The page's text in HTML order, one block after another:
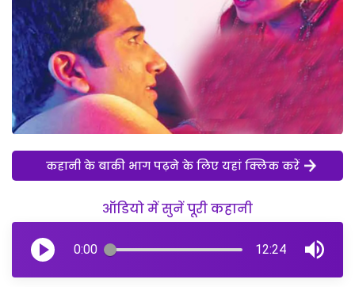
कहानी के बाकी भाग पढ़ने के लिए यहां क्लिक करें
ऑडियो में सुनें पूरी कहानी
0:00 12:24